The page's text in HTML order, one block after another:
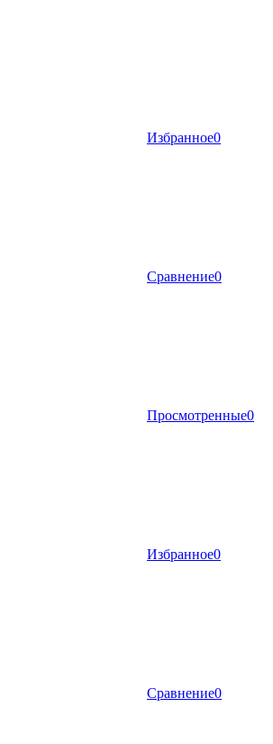
Избранное0
Сравнение0
Просмотренные0
Избранное0
Сравнение0